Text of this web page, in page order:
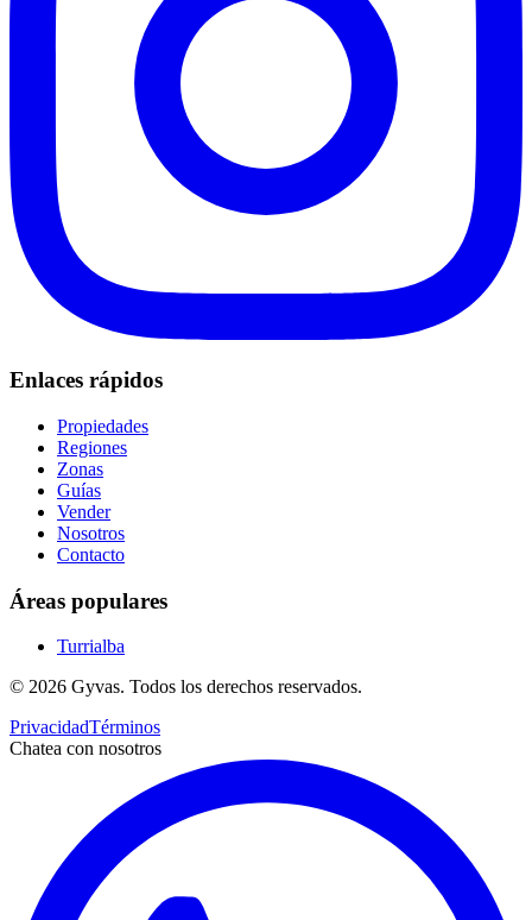
Enlaces rápidos
Propiedades
Regiones
Zonas
Guías
Vender
Nosotros
Contacto
Áreas populares
Turrialba
© 2026 Gyvas. Todos los derechos reservados.
PrivacidadTérminos
Chatea con nosotros